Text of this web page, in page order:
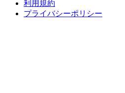
利用規約
プライバシーポリシー